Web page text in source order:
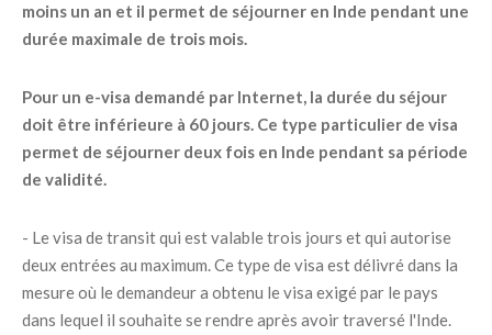
moins un an et il permet de séjourner en Inde pendant une
durée maximale de trois mois.
Pour un e-visa demandé par Internet, la durée du séjour
doit être inférieure à 60 jours. Ce type particulier de visa
permet de séjourner deux fois en Inde pendant sa période
de validité.
- Le visa de transit qui est valable trois jours et qui autorise
deux entrées au maximum. Ce type de visa est délivré dans la
mesure où le demandeur a obtenu le visa exigé par le pays
dans lequel il souhaite se rendre après avoir traversé l'Inde.